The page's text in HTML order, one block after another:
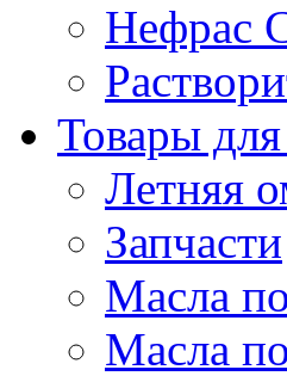
Нефрас
Товары
Летняя
Запчасти
Масла
Масла